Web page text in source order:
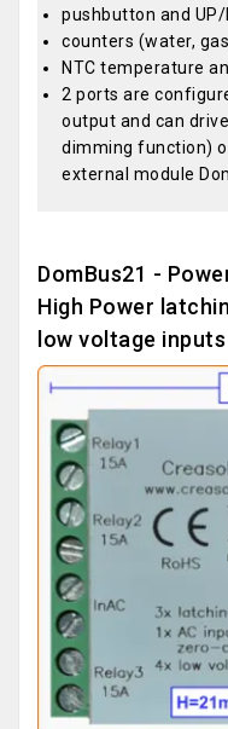
pushbutton and UP/
counters (water,
NTC temperature
2 ports are
output and can
dimming function)
external module
DomBus21 -
High Power
low voltage inputs